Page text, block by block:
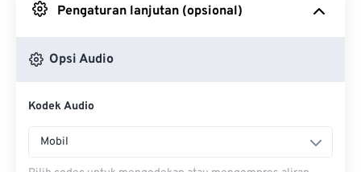
Pengaturan lanjutan (opsional)
Opsi Audio
Kodek Audio
Mobil